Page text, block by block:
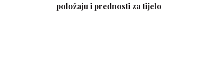
položaju i prednosti za tijelo